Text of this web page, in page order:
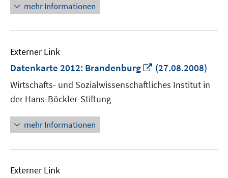
mehr Informationen
Externer Link
Datenkarte 2012: Brandenburg
In
neuem
Fenster
(27.08.2008)
Wirtschafts- und Sozialwissenschaftliches Institut in
der Hans-Böckler-Stiftung
mehr Informationen
Externer Link